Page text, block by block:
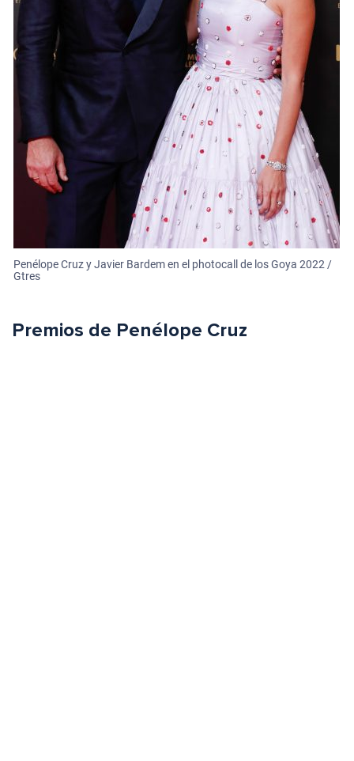
Penélope Cruz y Javier Bardem en el photocall de los Goya 2022 /
Gtres
Premios de Penélope Cruz